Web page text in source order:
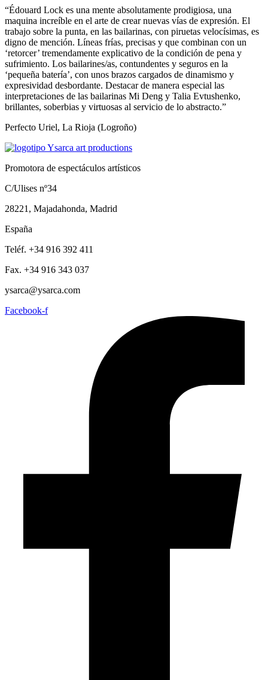
“Édouard Lock es una mente absolutamente prodigiosa, una
maquina increíble en el arte de crear nuevas vías de expresión. El
trabajo sobre la punta, en las bailarinas, con piruetas velocísimas, es
digno de mención. Líneas frías, precisas y que combinan con un
‘retorcer’ tremendamente explicativo de la condición de pena y
sufrimiento. Los bailarines/as, contundentes y seguros en la
‘pequeña batería’, con unos brazos cargados de dinamismo y
expresividad desbordante. Destacar de manera especial las
interpretaciones de las bailarinas Mi Deng y Talia Evtushenko,
brillantes, soberbias y virtuosas al servicio de lo abstracto.”
Perfecto Uriel, La Rioja (Logroño)
Promotora de espectáculos artísticos
C/Ulises nº34
28221, Majadahonda, Madrid
España
Teléf. +34 916 392 411
Fax. +34 916 343 037
ysarca@ysarca.com
Facebook-f